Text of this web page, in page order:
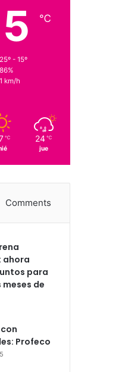
℃
25º - 15º
86%
1 km/h
℃ 24 ℃
jue
Comments
ahora
para
de
Profeco